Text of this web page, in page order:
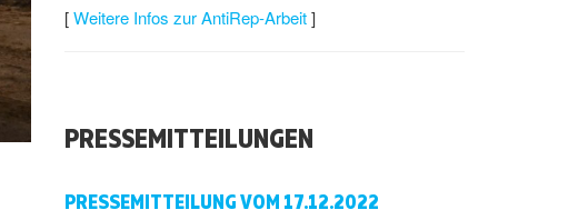
[Weitere Infos zur AntiRep-Arbeit]
PRESSEMITTEILUNGEN
PRESSEMITTEILUNG VOM 17.12.2022